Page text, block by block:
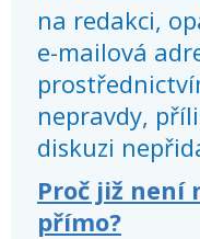
na redakci,
e-mailová
nepravdy,
diskuzi
Proč již není
přímo?